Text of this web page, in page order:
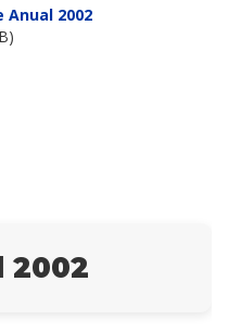
Anual 2002
2002